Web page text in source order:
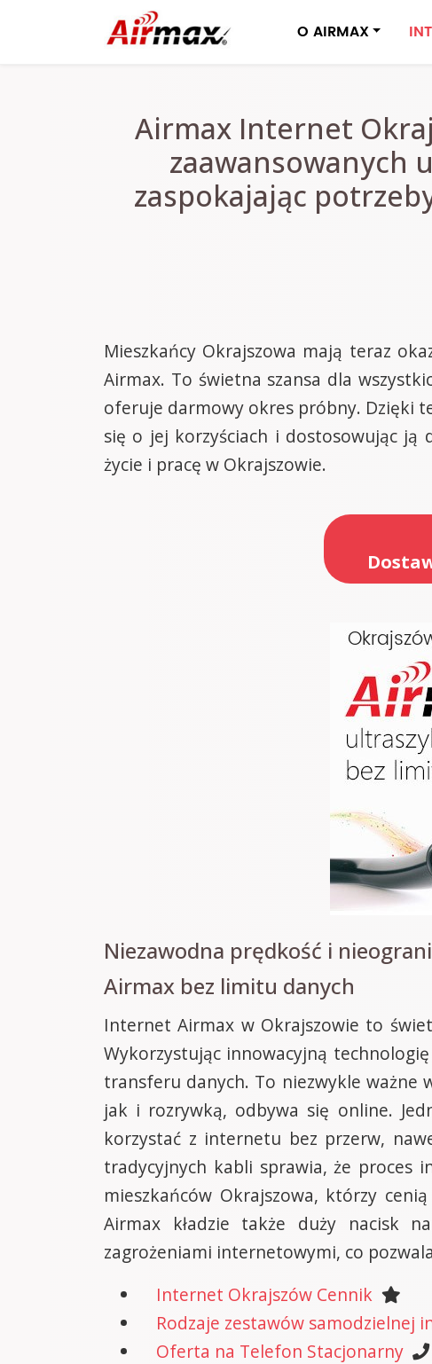
O AIRMAX
Airmax Internet
zaawansowanych
zaspokajając
Mieszkańcy Okrajszowa mają teraz
Airmax. To świetna szansa dla
oferuje darmowy okres próbny. Dzięki
się o jej korzyściach i dostosowując ją
życie i pracę w Okrajszowie.
Niezawodna prędkość i
Airmax bez limitu danych
Internet Airmax w Okrajszowie to
Wykorzystując innowacyjną
transferu danych. To niezwykle ważne
jak i rozrywką, odbywa się online.
korzystać z internetu bez przerw,
tradycyjnych kabli sprawia, że proces
mieszkańców Okrajszowa, którzy
Airmax kładzie także duży nacisk
zagrożeniami internetowymi, co
Internet Okrajszów Cennik
Rodzaje zestawów samodzielnej
Oferta na Telefon Stacjonarny